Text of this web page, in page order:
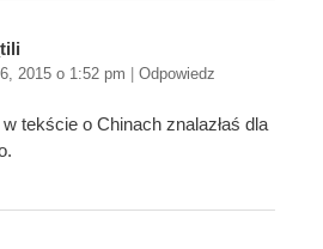
2015 o 1:52 pm | Odpowiedz
tekście o Chinach znalazłaś dla